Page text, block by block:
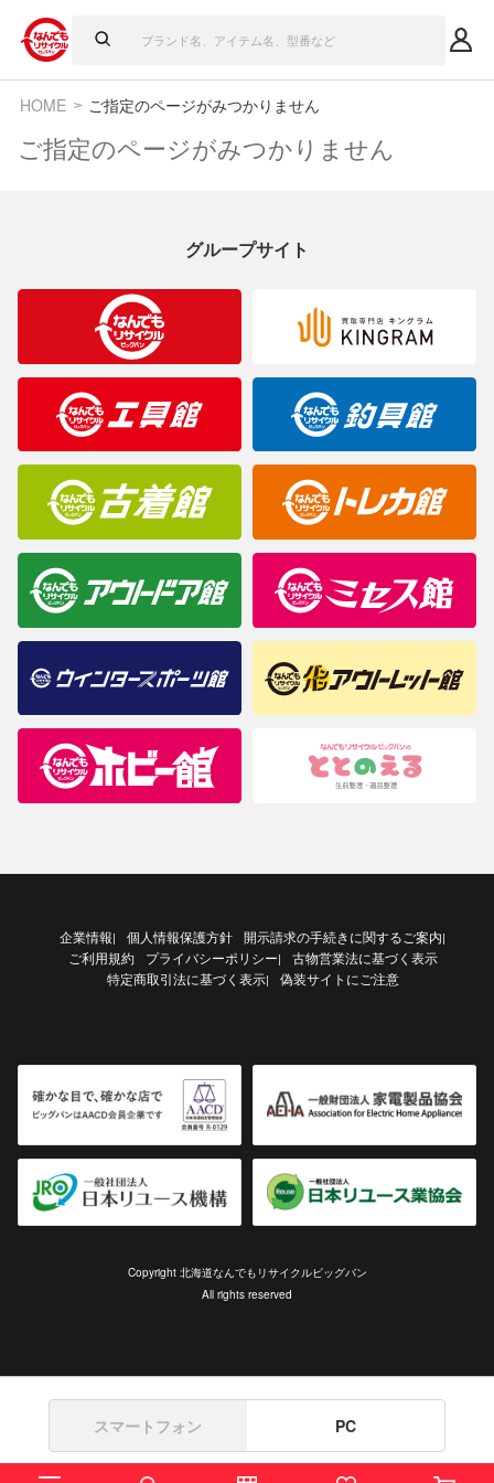
HOME ご指定のページがみつかりません
ご指定のページがみつかりません
グループサイト
企業情報| 個人情報保護方針 開示請求の手続きに関するご案内|
ご利用規約 プライバシーポリシー|
古物営業法に基づく表示
特定商取引法に基づく表示| 偽装サイトにご注意
Copyright 北海道なんでもリサイクルビッグバン
All rights reserved
スマートフォン PC